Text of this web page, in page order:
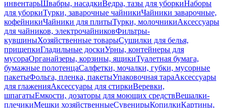
инвентарьШвабры, насадкиВедра, тазы для уборкиНаборы
для уборкиТурки, заварочные чайникиЧайники заварочные,
кофейникиЧайники для плитыТурки, молочникиАксессуары
для чайников, электрочайниковФильтры-
кувшиныХозяйственные товарыСушилки для белья,
прищепкиГладильные доскиУрны, контейнеры для
мусораОрганайзеры, корзины, ящикиТуалетная бумага,
бумажные полотенцаСалфетки, мочалки, губки, мусорные
пакетыФольга, пленка, пакетыУпаковочная тараАксессуары
для глаженияАксессуары для стиркиВеревки,
шпагатыЕмкости, дозаторы для моющих средствВешалки-
плечикиМешки хозяйственныеСувенирыКопилкиКартины,